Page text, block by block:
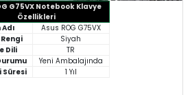
G75VX Notebook Klavye
Özellikleri
Asus ROG G75VX
Siyah
Dili
TR
Yeni Ambalajında
1 Yıl